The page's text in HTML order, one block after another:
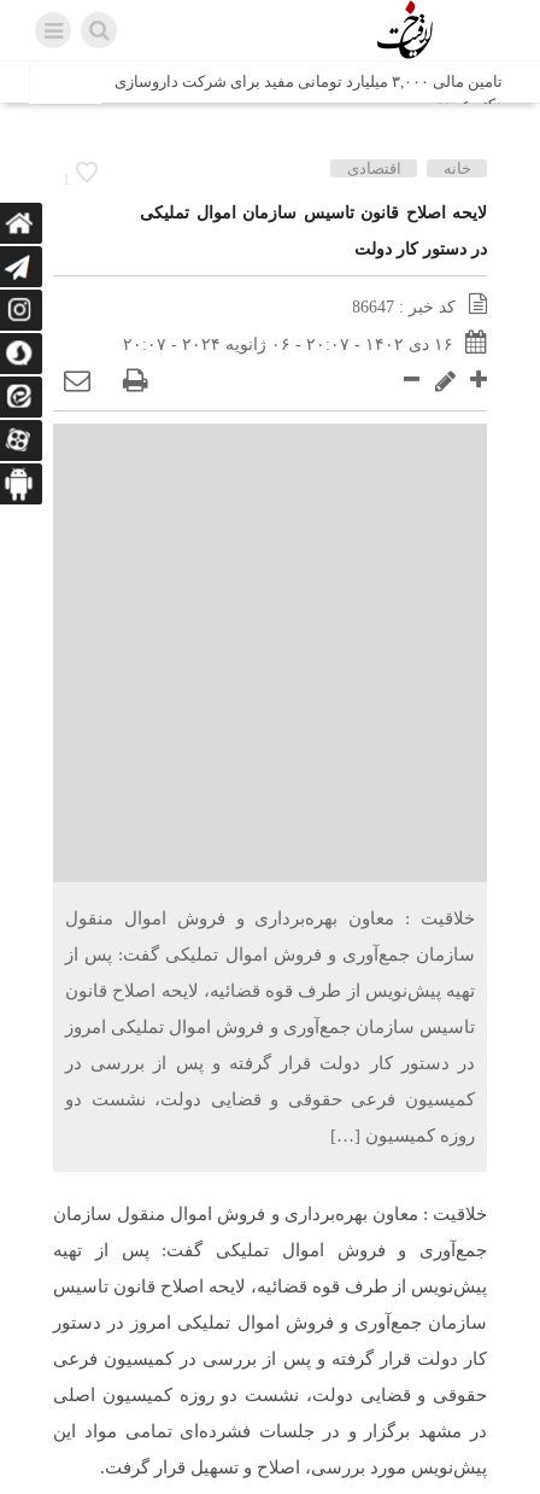
تامین مالی ۳,۰۰۰ میلیارد تومانی مفید برای شرکت داروسازی
دکتر عبیدی
شش وزیر کابینه پاکستان با حضور در سفارت ایران در اسلام
اتابک: ظرفیت های جدید همکاری‌های تجاری ایران و پاکستان با
محوریت بخش خصوصی فعال می‌شود
در مسیر جا‌مانده‌ها، دل‌ها به کربلا رسیده است
وزیر صمت خواستار پیگیری کانتینرهای ایرانی در بندر کراچی
شد / تجارت ۱۰ میلیارد دلاری ایران و پاکستان
1
خانه اقتصادی
لایحه اصلاح قانون تاسیس سازمان اموال تملیکی
در دستور کار دولت
کد خبر : 86647
۱۶ دی ۱۴۰۲ - ۲۰:۰۷ - ۰۶ ژانویه ۲۰۲۴ - ۲۰:۰۷
خلاقیت : معاون بهره‌برداری و فروش اموال منقول
سازمان جمع‌آوری و فروش اموال تملیکی گفت: پس از
تهیه پیش‌نویس از طرف قوه قضائیه، لایحه اصلاح قانون
تاسیس سازمان جمع‌آوری و فروش اموال تملیکی امروز
در دستور کار دولت قرار گرفته و پس از بررسی در
کمیسیون فرعی حقوقی و قضایی دولت، نشست دو
روزه کمیسیون […]
خلاقیت : معاون بهره‌برداری و فروش اموال منقول سازمان
جمع‌آوری و فروش اموال تملیکی گفت: پس از تهیه
پیش‌نویس از طرف قوه قضائیه، لایحه اصلاح قانون تاسیس
سازمان جمع‌آوری و فروش اموال تملیکی امروز در دستور
کار دولت قرار گرفته و پس از بررسی در کمیسیون فرعی
حقوقی و قضایی دولت، نشست دو روزه کمیسیون اصلی
در مشهد برگزار و در جلسات فشرده‌ای تمامی مواد این
پیش‌نویس مورد بررسی، اصلاح و تسهیل قرار گرفت.